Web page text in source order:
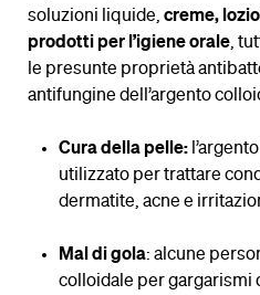
soluzioni liquide, creme,
prodotti per l’igiene orale,
le presunte proprietà
antifungine dell’argento
Cura della pelle:
utilizzato per trattare
dermatite, acne e
Mal di gola: alcune
colloidale per gargarismi